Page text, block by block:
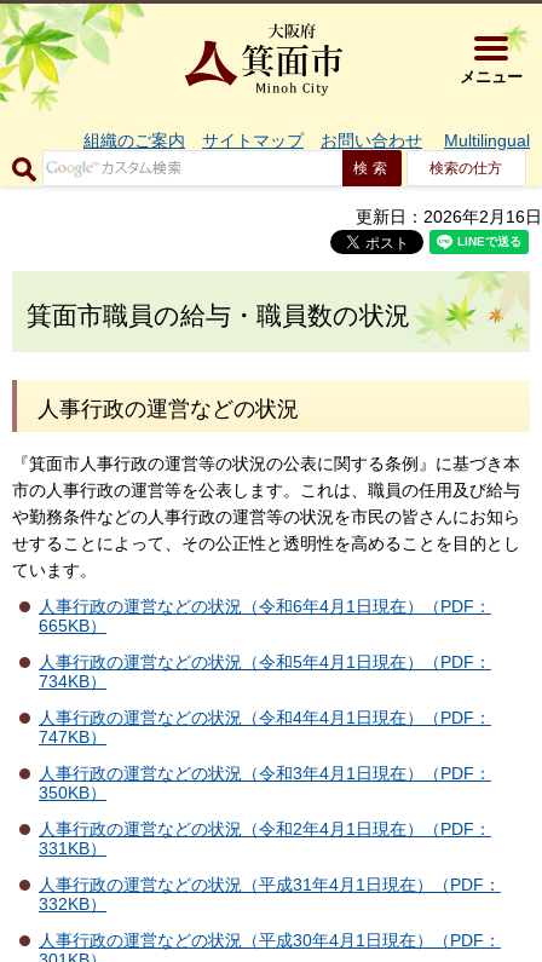
大阪府箕
メニュー
組織のご案内 サイトマップ お問い合わせ Multilingual
検索の仕方
更新日：2026年2月16日
箕面市職員の給与・職員数の状況
人事行政の運営などの状況
『箕面市人事行政の運営等の状況の公表に関する条例』に基づき本
市の人事行政の運営等を公表します。これは、職員の任用及び給与
や勤務条件などの人事行政の運営等の状況を市民の皆さんにお知ら
せすることによって、その公正性と透明性を高めることを目的とし
ています。
人事行政の運営などの状況（令和6年4月1日現在）（PDF：
665KB）
人事行政の運営などの状況（令和5年4月1日現在）（PDF：
734KB）
人事行政の運営などの状況（令和4年4月1日現在）（PDF：
747KB）
人事行政の運営などの状況（令和3年4月1日現在）（PDF：
350KB）
人事行政の運営などの状況（令和2年4月1日現在）（PDF：
331KB）
人事行政の運営などの状況（平成31年4月1日現在）（PDF：
332KB）
人事行政の運営などの状況（平成30年4月1日現在）（PDF：